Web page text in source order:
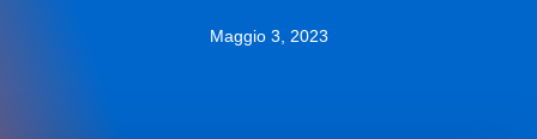
Maggio 3, 2023